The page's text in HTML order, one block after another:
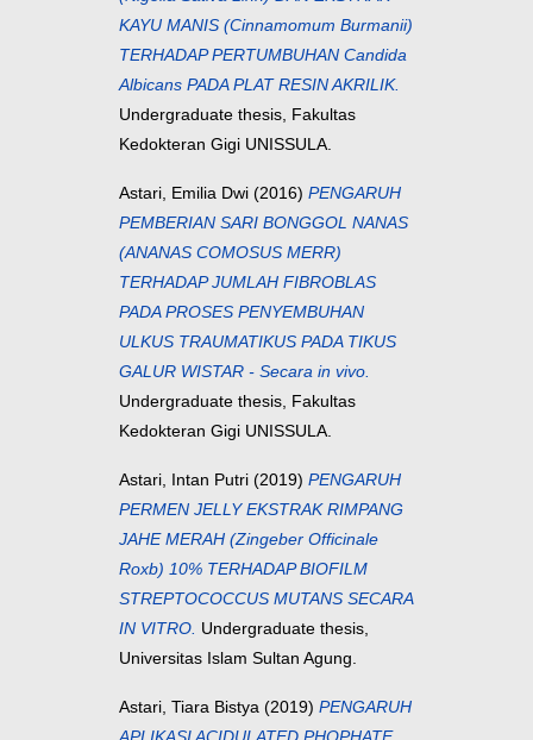
KAYU MANIS (Cinnamomum Burmanii)
TERHADAP PERTUMBUHAN Candida
Albicans PADA PLAT RESIN AKRILIK.
Undergraduate thesis, Fakultas
Kedokteran Gigi UNISSULA.
Astari, Emilia Dwi (2016) PENGARUH
PEMBERIAN SARI BONGGOL NANAS
(ANANAS COMOSUS MERR)
TERHADAP JUMLAH FIBROBLAS
PADA PROSES PENYEMBUHAN
ULKUS TRAUMATIKUS PADA TIKUS
GALUR WISTAR - Secara in vivo.
Undergraduate thesis, Fakultas
Kedokteran Gigi UNISSULA.
Astari, Intan Putri (2019) PENGARUH
PERMEN JELLY EKSTRAK RIMPANG
JAHE MERAH (Zingeber Officinale
Roxb) 10% TERHADAP BIOFILM
STREPTOCOCCUS MUTANS SECARA
IN VITRO. Undergraduate thesis,
Universitas Islam Sultan Agung.
Astari, Tiara Bistya (2019) PENGARUH